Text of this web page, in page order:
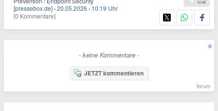
[pressebox.de] ·20.05.2026 · 10:19 Uhr
[0 Kommentare]
- keine Kommentare -
JETZT kommentieren
forum